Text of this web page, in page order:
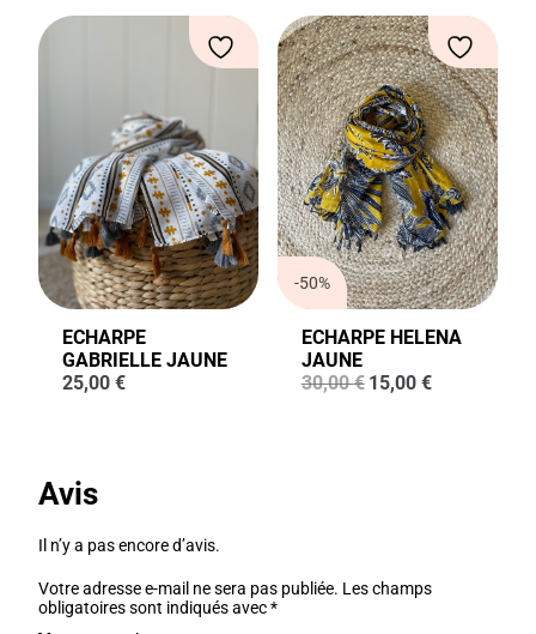
ECHARPE
GABRIELLE JAUNE
25,00 €
-50%
ECHARPE HELENA
JAUNE
30,00€ Le
15,00 €Le
Avis
Il n’y a pas encore d’avis.
Votre adresse e-mail ne sera pas publiée. Les champs
obligatoires sont indiqués avec*